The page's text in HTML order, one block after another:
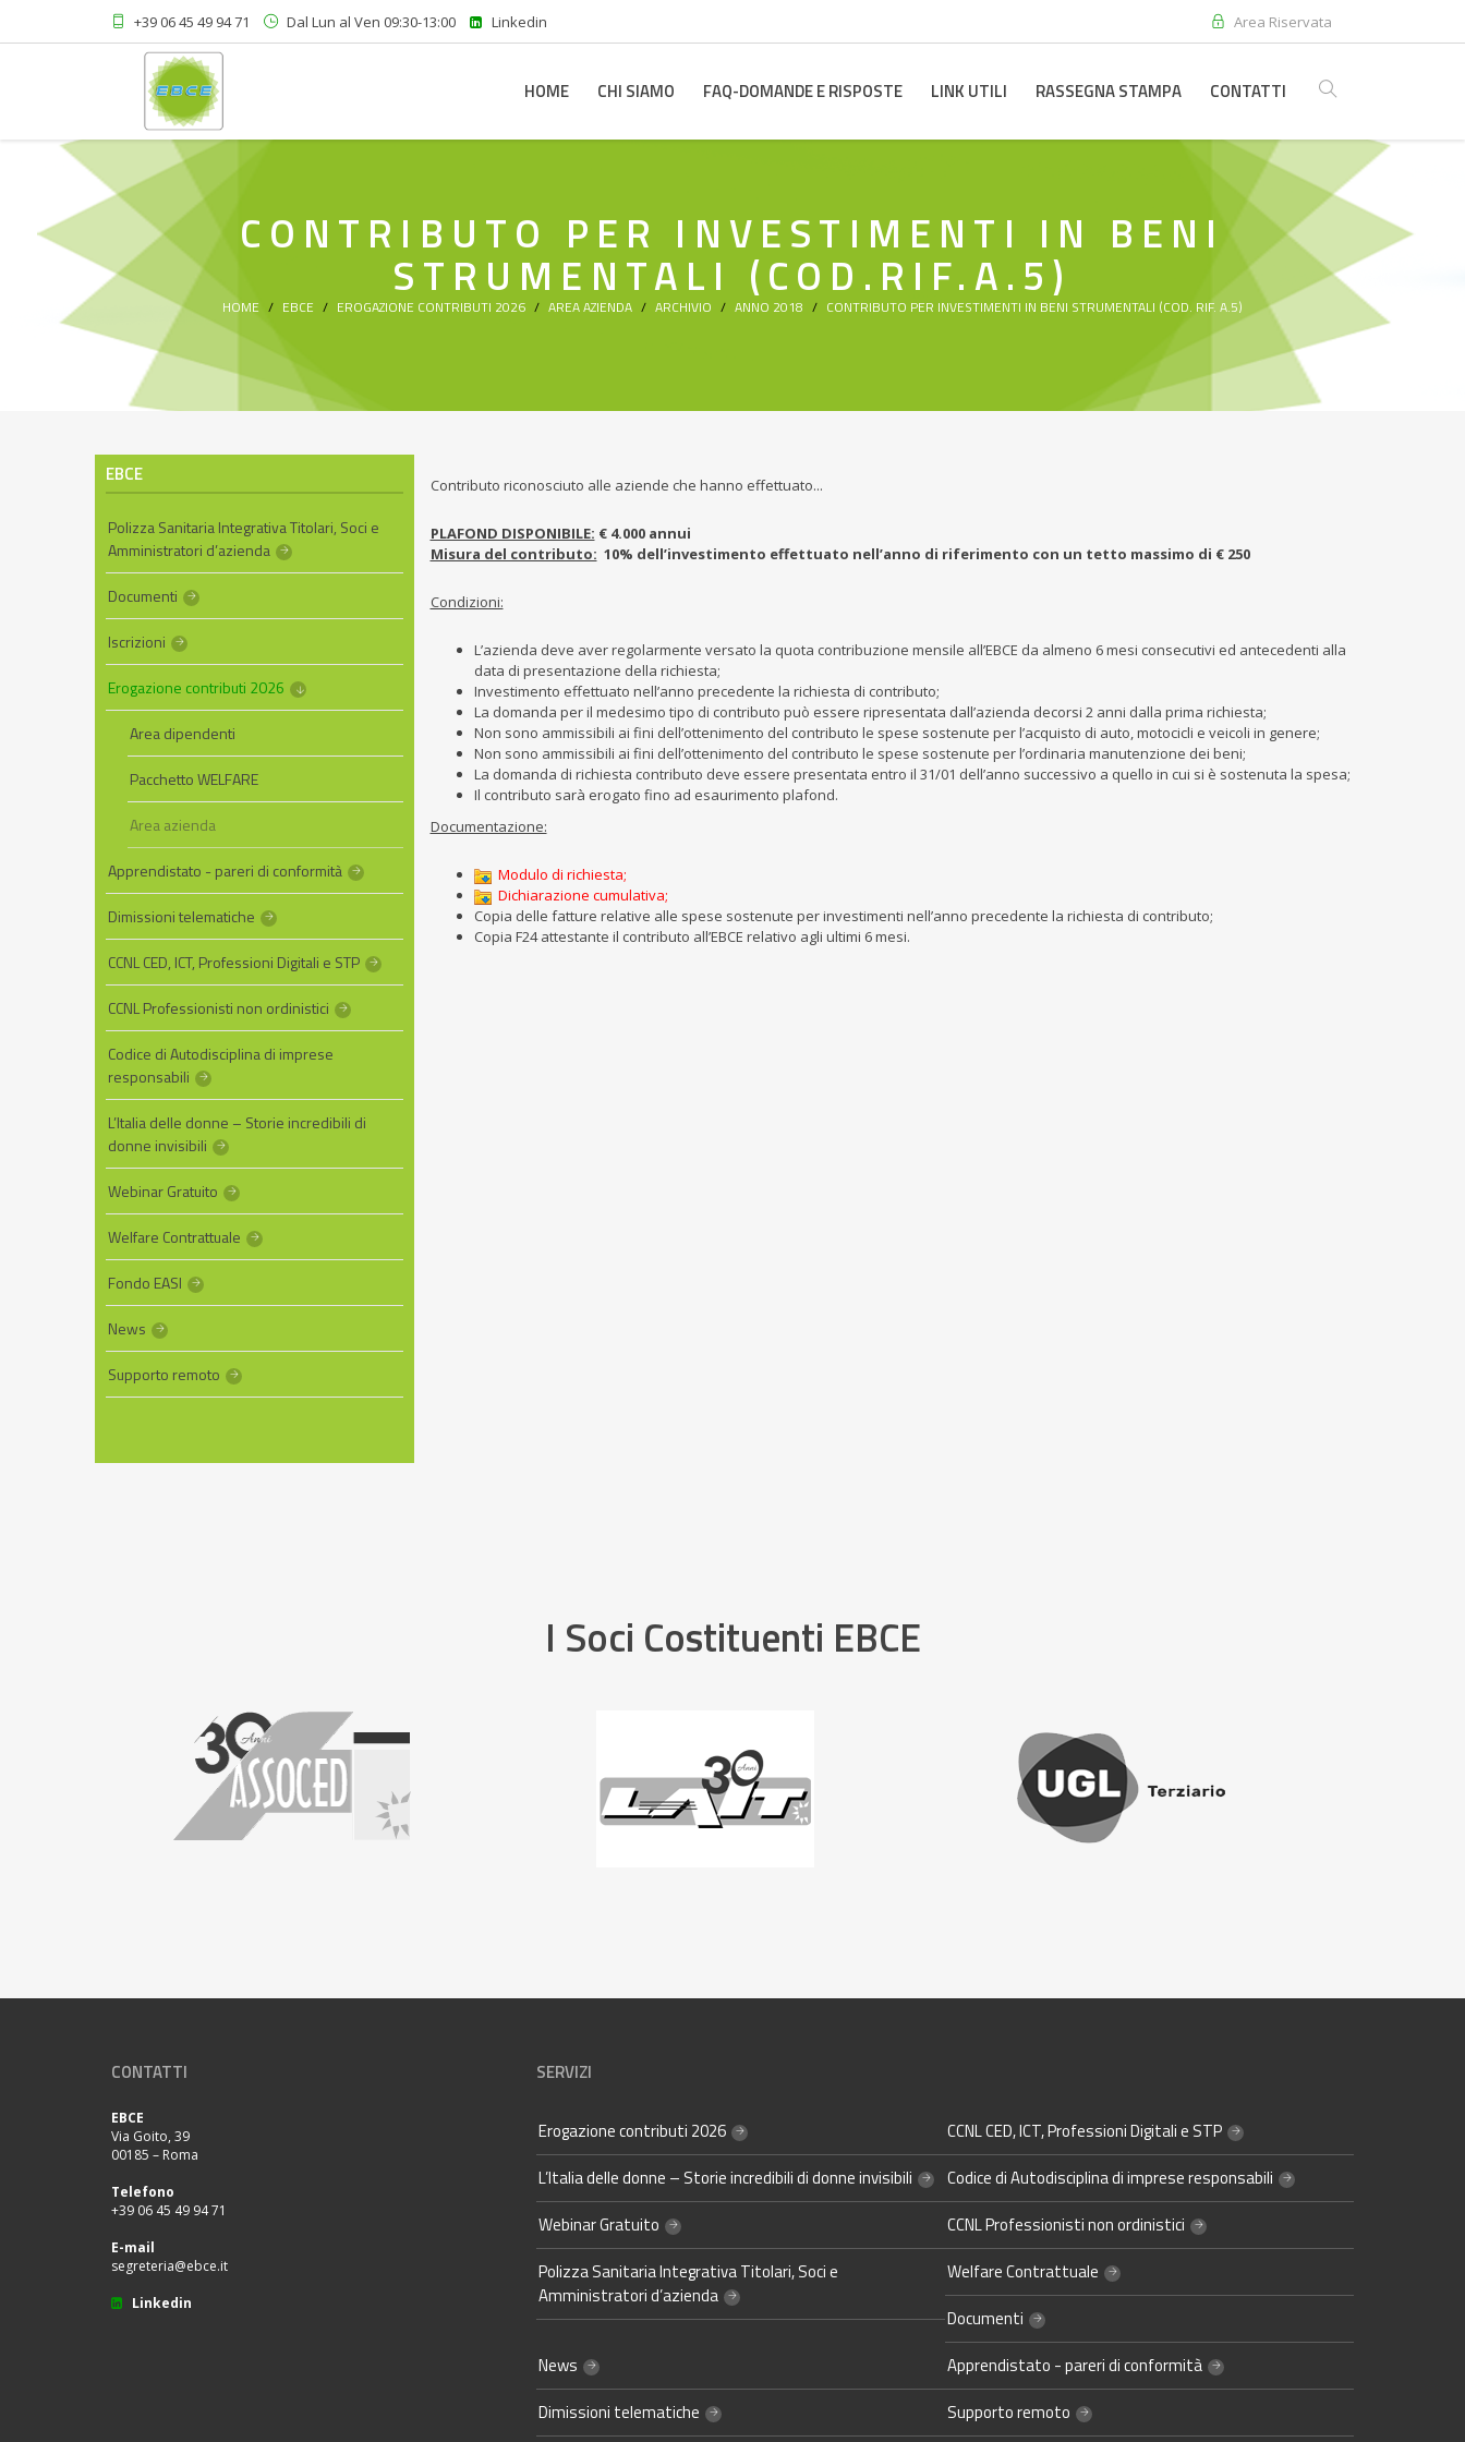
+39 06 45 49 94 71 Dal Lun al Ven 09:30-13:00 Linkedin Area Riservata
HOME CHI SIAMO FAQ-DOMANDE E RISPOSTE LINK UTILI RASSEGNA STAMPA CONTATTI
CONTRIBUTO PER INVESTIMENTI IN BENI
STRUMENTALI (COD.RIF.A.5)
HOME EBCE EROGAZIONE CONTRIBUTI 2026 AREA AZIENDA ARCHIVIO ANNO 2018 CONTRIBUTO PER INVESTIMENTI IN BENI STRUMENTALI (COD. RIF. A.5)
EBCE
Polizza Sanitaria Integrativa Titolari, Soci e
Amministratori d’azienda
Documenti
Iscrizioni
Erogazione contributi 2026
Area dipendenti
Pacchetto WELFARE
Area azienda
Apprendistato - pareri di conformità
Dimissioni telematiche
CCNL CED, ICT, Professioni Digitali e STP
CCNL Professionisti non ordinistici
Codice di Autodisciplina di imprese
responsabili
L’Italia delle donne – Storie incredibili di
donne invisibili
Webinar Gratuito
Welfare Contrattuale
Fondo EASI
News
Supporto remoto
Contributo riconosciuto alle aziende che hanno effettuato...
PLAFOND DISPONIBILE: € 4.000 annui
Misura del contributo: 10% dell’investimento effettuato nell’anno di riferimento con un tetto massimo di € 250
Condizioni:
L’azienda deve aver regolarmente versato la quota contribuzione mensile all’EBCE da almeno 6 mesi consecutivi ed antecedenti alla
data di presentazione della richiesta;
Investimento effettuato nell’anno precedente la richiesta di contributo;
La domanda per il medesimo tipo di contributo può essere ripresentata dall’azienda decorsi 2 anni dalla prima richiesta;
Non sono ammissibili ai fini dell’ottenimento del contributo le spese sostenute per l’acquisto di auto, motocicli e veicoli in genere;
Non sono ammissibili ai fini dell’ottenimento del contributo le spese sostenute per l’ordinaria manutenzione dei beni;
La domanda di richiesta contributo deve essere presentata entro il 31/01 dell’anno successivo a quello in cui si è sostenuta la spesa;
Il contributo sarà erogato fino ad esaurimento plafond.
Documentazione:
Modulo di richiesta;
Dichiarazione cumulativa;
Copia delle fatture relative alle spese sostenute per investimenti nell’anno precedente la richiesta di contributo;
Copia F24 attestante il contributo all’EBCE relativo agli ultimi 6 mesi.
I Soci Costituenti EBCE
CONTATTI
EBCE
Via Goito, 39
00185 – Roma
Telefono
+39 06 45 49 94 71
E-mail
segreteria@ebce.it
Linkedin
SERVIZI
Erogazione contributi 2026
CCNL CED, ICT, Professioni Digitali e STP
L’Italia delle donne – Storie incredibili di donne invisibili
Codice di Autodisciplina di imprese responsabili
Webinar Gratuito
CCNL Professionisti non ordinistici
Polizza Sanitaria Integrativa Titolari, Soci e
Amministratori d’azienda
Welfare Contrattuale
Documenti
News
Apprendistato - pareri di conformità
Dimissioni telematiche
Supporto remoto